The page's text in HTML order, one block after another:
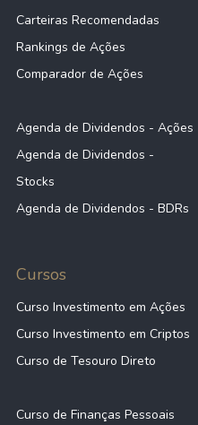
Carteiras Recomendadas
Rankings de Ações
Comparador de Ações
Agenda de Dividendos - Ações
Agenda de Dividendos -
Stocks
Agenda de Dividendos - BDRs
Cursos
Curso Investimento em Ações
Curso Investimento em Criptos
Curso de Tesouro Direto
Curso de Finanças Pessoais